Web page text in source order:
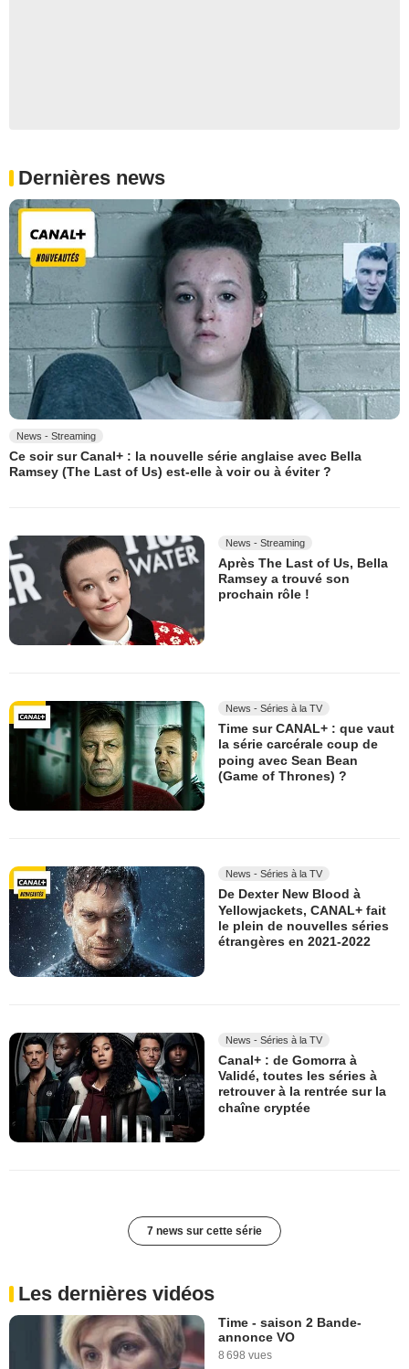
Dernières news
News - Streaming
Ce soir sur Canal+ : la nouvelle série anglaise avec Bella
Ramsey (The Last of Us) est-elle à voir ou à éviter ?
News - Streaming
Après The Last of Us, Bella
Ramsey a trouvé son
prochain rôle !
News - Séries à la TV
Time sur CANAL+ : que vaut
la série carcérale coup de
poing avec Sean Bean
(Game of Thrones) ?
News - Séries à la TV
De Dexter New Blood à
Yellowjackets, CANAL+ fait
le plein de nouvelles séries
étrangères en 2021-2022
News - Séries à la TV
Canal+ : de Gomorra à
Validé, toutes les séries à
retrouver à la rentrée sur la
chaîne cryptée
7 news sur cette série
Les dernières vidéos
Time - saison 2 Bande-
annonce VO
8 698 vues